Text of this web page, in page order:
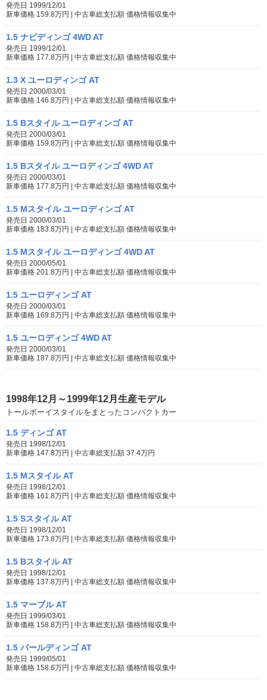
発売日 1999/12/01
新車価格 159.8万円 | 中古車総支払額 価格情報収集中
1.5 ナビディンゴ 4WD AT
発売日 1999/12/01
新車価格 177.8万円 | 中古車総支払額 価格情報収集中
1.3 X ユーロディンゴ AT
発売日 2000/03/01
新車価格 146.8万円 | 中古車総支払額 価格情報収集中
1.5 Bスタイル ユーロディンゴ AT
発売日 2000/03/01
新車価格 159.8万円 | 中古車総支払額 価格情報収集中
1.5 Bスタイル ユーロディンゴ 4WD AT
発売日 2000/03/01
新車価格 177.8万円 | 中古車総支払額 価格情報収集中
1.5 Mスタイル ユーロディンゴ AT
発売日 2000/03/01
新車価格 183.8万円 | 中古車総支払額 価格情報収集中
1.5 Mスタイル ユーロディンゴ 4WD AT
発売日 2000/05/01
新車価格 201.8万円 | 中古車総支払額 価格情報収集中
1.5 ユーロディンゴ AT
発売日 2000/03/01
新車価格 169.8万円 | 中古車総支払額 価格情報収集中
1.5 ユーロディンゴ 4WD AT
発売日 2000/03/01
新車価格 187.8万円 | 中古車総支払額 価格情報収集中
1998年12月～1999年12月生産モデル
トールボーイスタイルをまとったコンパクトカー
1.5 ディンゴ AT
発売日 1998/12/01
新車価格 147.8万円 | 中古車総支払額 37.4万円
1.5 Mスタイル AT
発売日 1998/12/01
新車価格 161.8万円 | 中古車総支払額 価格情報収集中
1.5 Sスタイル AT
発売日 1998/12/01
新車価格 173.8万円 | 中古車総支払額 価格情報収集中
1.5 Bスタイル AT
発売日 1998/12/01
新車価格 137.8万円 | 中古車総支払額 価格情報収集中
1.5 マーブル AT
発売日 1999/03/01
新車価格 158.8万円 | 中古車総支払額 価格情報収集中
1.5 パールディンゴ AT
発売日 1999/05/01
新車価格 158.6万円 | 中古車総支払額 価格情報収集中